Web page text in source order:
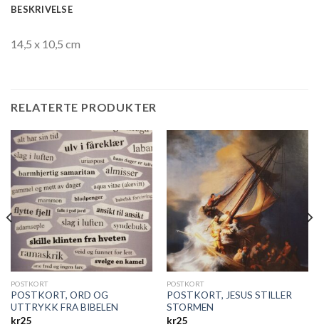
BESKRIVELSE
14,5 x 10,5 cm
RELATERTE PRODUKTER
POSTKORT
POSTKORT, ORD OG
UTTRYKK FRA BIBELEN
kr25
POSTKORT
POSTKORT, JESUS STILLER
STORMEN
kr25